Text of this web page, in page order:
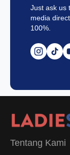
Just ask us
media
100%.
Tentang Kami